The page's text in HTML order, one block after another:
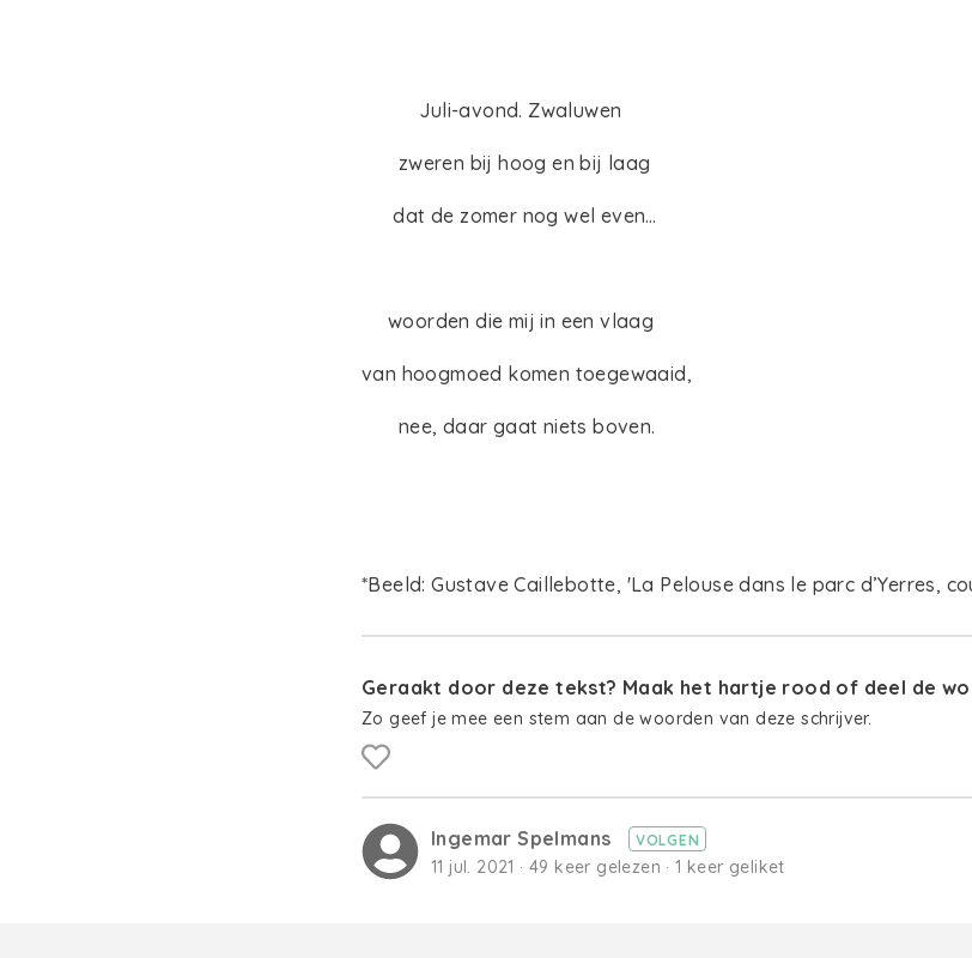
Juli-avond. Zwaluwen
zweren bij hoog en bij laag
dat de zomer nog wel even…
woorden die mij in een vlaag
van hoogmoed komen toegewaaid,
nee, daar gaat niets boven.
*Beeld: Gustave Caillebotte, 'La Pelouse dans le parc d’Yerres,
Geraakt door deze tekst? Maak het hartje rood of deel de
Zo geef je mee een stem aan de woorden van deze schrijver.
Ingemar Spelmans VOLGEN
11 jul. 2021 · 49 keer gelezen · 1 keer geliket